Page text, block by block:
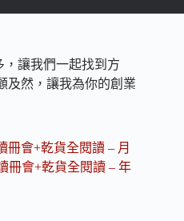
讓我們一起找到方
及然，讓我為你的創業
冊會+乾貨全閱讀 – 月
冊會+乾貨全閱讀 – 年